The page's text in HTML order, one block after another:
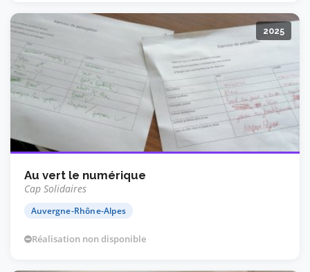
2025
Au vert le numérique
Cap Solidaires
Auvergne-Rhône-Alpes
Réalisation non disponible